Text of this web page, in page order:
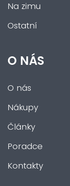
Na zimu
Ostatní
O NÁS
O nás
Nákupy
Články
Poradce
Kontakty